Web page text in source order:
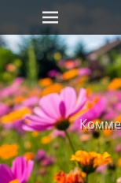
Skip
to
content
Primary Menu